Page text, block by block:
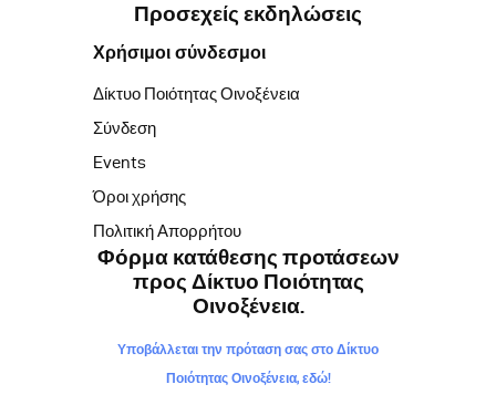
Προσεχείς εκδηλώσεις
Χρήσιμοι σύνδεσμοι
Δίκτυο Ποιότητας Οινοξένεια
Σύνδεση
Events
Όροι χρήσης
Πολιτική Απορρήτου
Φόρμα κατάθεσης προτάσεων
προς Δίκτυο Ποιότητας
Οινοξένεια.
Υποβάλλεται την πρόταση σας στο Δίκτυο
Ποιότητας Οινοξένεια, εδώ!